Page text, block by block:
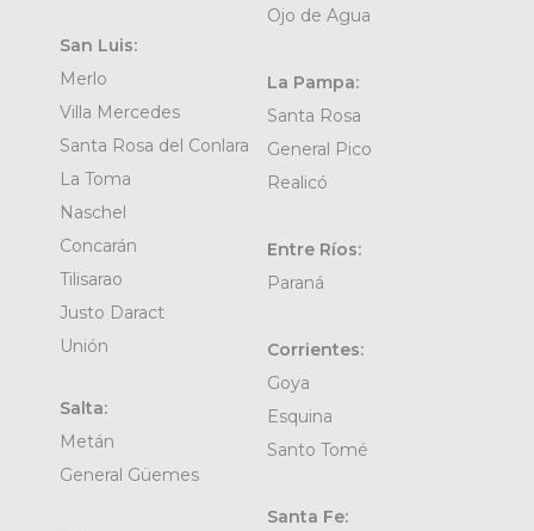
San Luis:
Merlo
Villa Mercedes
Santa Rosa del Conlara
La Toma
Naschel
Concarán
Tilisarao
Justo Daract
Unión
Salta:
Metán
General Güemes
Ojo de Agua
La Pampa:
Santa Rosa
General Pico
Realicó
Entre Ríos:
Paraná
Corrientes:
Goya
Esquina
Santo Tomé
Santa Fe: